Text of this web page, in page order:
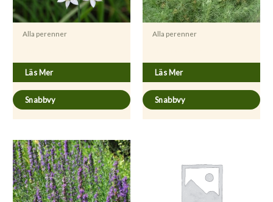
Alla perenner
Läs Mer
Snabbvy
Alla perenner
Läs Mer
Snabbvy